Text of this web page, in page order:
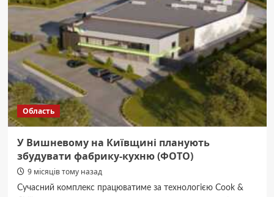
що
потрібно
знати
про
маршрут
Область
У Вишневому на Київщині планують
збудувати фабрику-кухню (ФОТО)
9 місяців тому назад
Сучасний комплекс працюватиме за технологією Cook &